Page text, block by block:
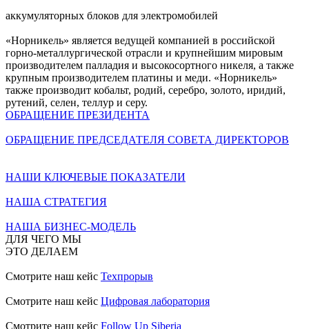
аккумуляторных блоков для электромобилей
«Норникель» является ведущей компанией в российской
горно-металлургической отрасли и крупнейшим мировым
производителем палладия и высокосортного никеля, а также
крупным производителем платины и меди. «Норникель»
также производит кобальт, родий, серебро, золото, иридий,
рутений, селен, теллур и серу.
ОБРАЩЕНИЕ ПРЕЗИДЕНТА
ОБРАЩЕНИЕ ПРЕДСЕДАТЕЛЯ СОВЕТА ДИРЕКТОРОВ
НАШИ КЛЮЧЕВЫЕ ПОКАЗАТЕЛИ
НАША СТРАТЕГИЯ
НАША БИЗНЕС-МОДЕЛЬ
ДЛЯ ЧЕГО МЫ
ЭТО ДЕЛАЕМ
Смотрите наш кейс Техпрорыв
Смотрите наш кейс Цифровая лаборатория
Смотрите наш кейс Follow Up Siberia